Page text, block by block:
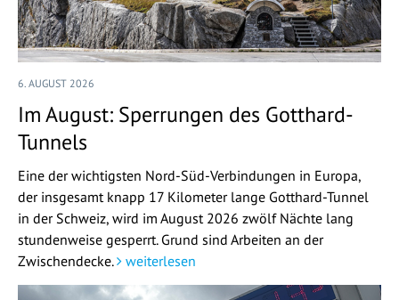
6. AUGUST 2026
Im August: Sperrungen des Gotthard-
Tunnels
Eine der wichtigsten Nord-Süd-Verbindungen in Europa,
der insgesamt knapp 17 Kilometer lange Gotthard-Tunnel
in der Schweiz, wird im August 2026 zwölf Nächte lang
stundenweise gesperrt. Grund sind Arbeiten an der
Zwischendecke.
weiterlesen